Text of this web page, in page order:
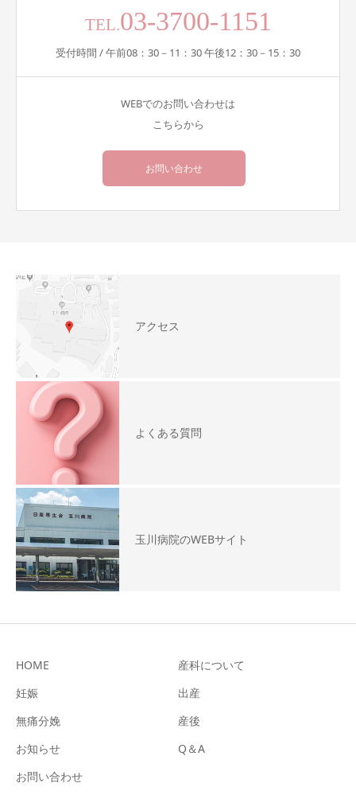
TEL.03-3700-1151
受付時間 / 午前08：30－11：30 午後12：30－15：30
WEBでのお問い合わせは
こちらから
お問い合わせ
アクセス
よくある質問
玉川病院のWEBサイト
HOME
産科について
妊娠
出産
無痛分娩
産後
お知らせ
Q＆A
お問い合わせ